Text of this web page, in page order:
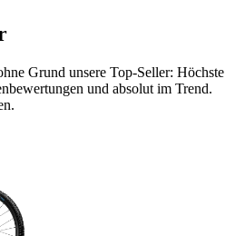
Grund unsere Top-Seller: Höchste
und absolut im Trend.